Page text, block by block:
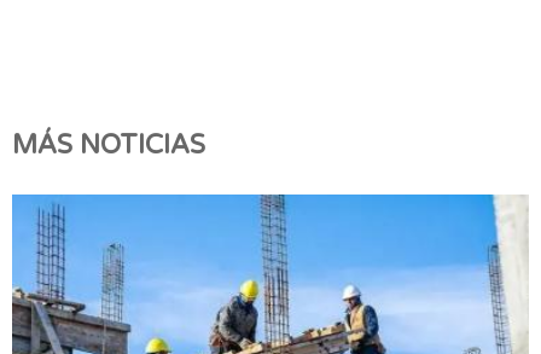
MÁS NOTICIAS